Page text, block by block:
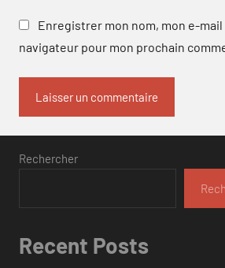
Enregistrer mon nom, mon e-
navigateur pour mon prochain
Rechercher
Recent Posts